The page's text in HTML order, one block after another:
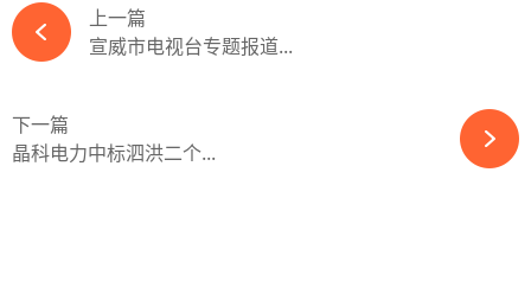
上一篇
宣威市电视台专题报道...
下一篇
晶科电力中标泗洪二个...